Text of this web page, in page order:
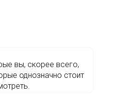
вы, скорее всего,
однозначно стоит